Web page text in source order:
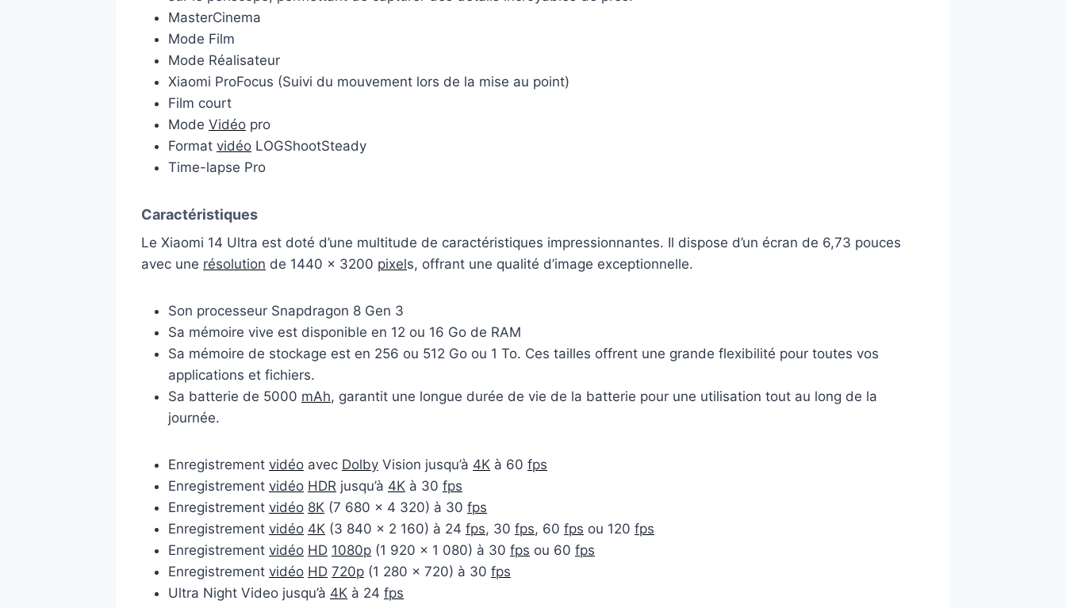
MasterCinema
Mode Film
Mode Réalisateur
Xiaomi ProFocus (Suivi du mouvement lors de la mise au point)
Film court
Mode Vidéo pro
Format vidéo LOGShootSteady
Time-lapse Pro
Caractéristiques
Le Xiaomi 14 Ultra est doté d’une multitude de caractéristiques impressionnantes. Il dispose d’un écran de 6,73 pouces
avec une résolution de 1440 x 3200 pixels, offrant une qualité d’image exceptionnelle.
Son processeur Snapdragon 8 Gen 3
Sa mémoire vive est disponible en 12 ou 16 Go de RAM
Sa mémoire de stockage est en 256 ou 512 Go ou 1 To. Ces tailles offrent une grande flexibilité pour toutes vos
applications et fichiers.
Sa batterie de 5000 mAh, garantit une longue durée de vie de la batterie pour une utilisation tout au long de la
journée.
Enregistrement vidéo avec Dolby Vision jusqu’à 4K à 60 fps
Enregistrement vidéo HDR jusqu’à 4K à 30 fps
Enregistrement vidéo 8K (7 680 x 4 320) à 30 fps
Enregistrement vidéo 4K (3 840 x 2 160) à 24 fps, 30 fps, 60 fps ou 120 fps
Enregistrement vidéo HD 1080p (1 920 x 1 080) à 30 fps ou 60 fps
Enregistrement vidéo HD 720p (1 280 x 720) à 30 fps
Ultra Night Video jusqu’à 4K à 24 fps